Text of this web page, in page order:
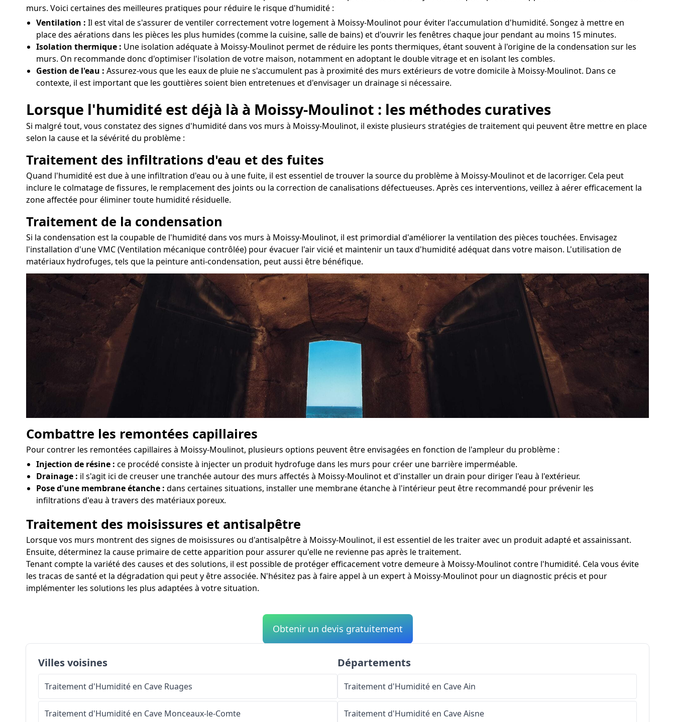
murs. Voici certaines des meilleures pratiques pour réduire le risque d'humidité :
Ventilation : Il est vital de s'assurer de ventiler correctement votre logement à Moissy-Moulinot pour éviter l'accumulation d'humidité. Songez à mettre en
place des aérations dans les pièces les plus humides (comme la cuisine, salle de bains) et d'ouvrir les fenêtres chaque jour pendant au moins 15 minutes.
Isolation thermique : Une isolation adéquate à Moissy-Moulinot permet de réduire les ponts thermiques, étant souvent à l'origine de la condensation sur les
murs. On recommande donc d'optimiser l'isolation de votre maison, notamment en adoptant le double vitrage et en isolant les combles.
Gestion de l'eau : Assurez-vous que les eaux de pluie ne s'accumulent pas à proximité des murs extérieurs de votre domicile à Moissy-Moulinot. Dans ce
contexte, il est important que les gouttières soient bien entretenues et d'envisager un drainage si nécessaire.
Lorsque l'humidité est déjà là à Moissy-Moulinot : les méthodes curatives
Si malgré tout, vous constatez des signes d'humidité dans vos murs à Moissy-Moulinot, il existe plusieurs stratégies de traitement qui peuvent être mettre en place
selon la cause et la sévérité du problème :
Traitement des infiltrations d'eau et des fuites
Quand l'humidité est due à une infiltration d'eau ou à une fuite, il est essentiel de trouver la source du problème à Moissy-Moulinot et de lacorriger. Cela peut
inclure le colmatage de fissures, le remplacement des joints ou la correction de canalisations défectueuses. Après ces interventions, veillez à aérer efficacement la
zone affectée pour éliminer toute humidité résiduelle.
Traitement de la condensation
Si la condensation est la coupable de l'humidité dans vos murs à Moissy-Moulinot, il est primordial d'améliorer la ventilation des pièces touchées. Envisagez
l'installation d'une VMC (Ventilation mécanique contrôlée) pour évacuer l'air vicié et maintenir un taux d'humidité adéquat dans votre maison. L'utilisation de
matériaux hydrofuges, tels que la peinture anti-condensation, peut aussi être bénéfique.
Combattre les remontées capillaires
Pour contrer les remontées capillaires à Moissy-Moulinot, plusieurs options peuvent être envisagées en fonction de l'ampleur du problème :
Injection de résine : ce procédé consiste à injecter un produit hydrofuge dans les murs pour créer une barrière imperméable.
Drainage : il s'agit ici de creuser une tranchée autour des murs affectés à Moissy-Moulinot et d'installer un drain pour diriger l'eau à l'extérieur.
Pose d'une membrane étanche : dans certaines situations, installer une membrane étanche à l'intérieur peut être recommandé pour prévenir les
infiltrations d'eau à travers des matériaux poreux.
Traitement des moisissures et antisalpêtre
Lorsque vos murs montrent des signes de moisissures ou d'antisalpêtre à Moissy-Moulinot, il est essentiel de les traiter avec un produit adapté et assainissant.
Ensuite, déterminez la cause primaire de cette apparition pour assurer qu'elle ne revienne pas après le traitement.
Tenant compte la variété des causes et des solutions, il est possible de protéger efficacement votre demeure à Moissy-Moulinot contre l'humidité. Cela vous évite
les tracas de santé et la dégradation qui peut y être associée. N'hésitez pas à faire appel à un expert à Moissy-Moulinot pour un diagnostic précis et pour
implémenter les solutions les plus adaptées à votre situation.
Obtenir un devis gratuitement
Villes voisines
Traitement d'Humidité en Cave Ruages
Traitement d'Humidité en Cave Monceaux-le-Comte
Départements
Traitement d'Humidité en CaveAin
Traitement d'Humidité en CaveAisne